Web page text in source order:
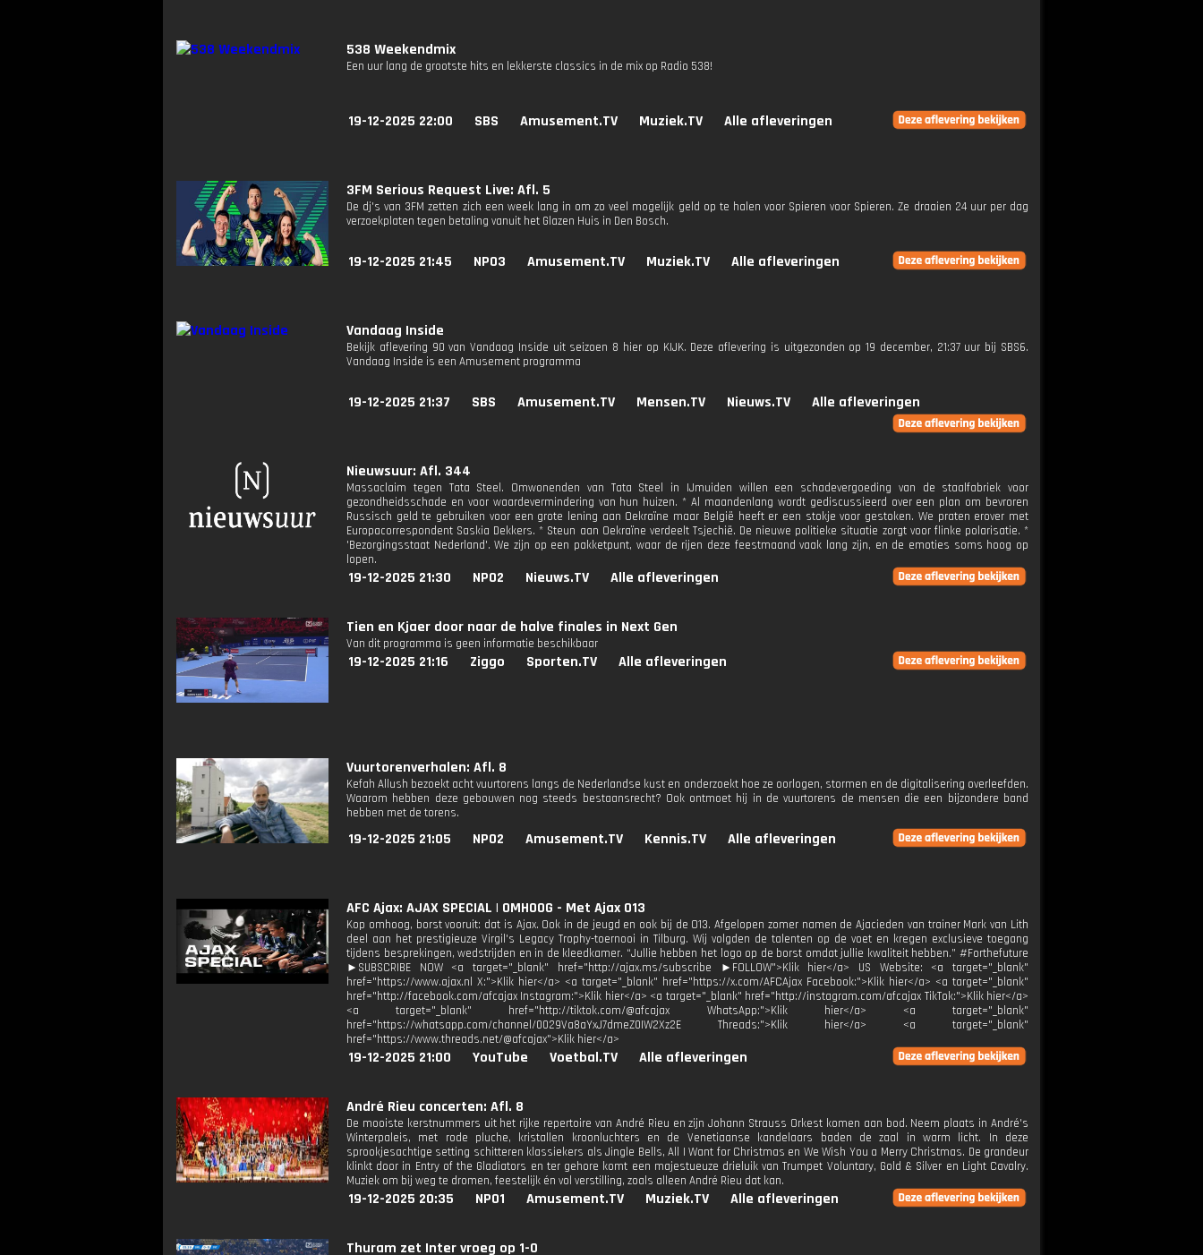
538 Weekendmix
Een uur lang de grootste hits en lekkerste classics in de mix op Radio 538!
19-12-2025 22:00 SBS Amusement.TV Muziek.TV Alle afleveringen
3FM Serious Request Live: Afl. 5
De dj's van 3FM zetten zich een week lang in om zo veel mogelijk geld op te halen voor Spieren voor Spieren. Ze draaien 24 uur per dag
verzoekplaten tegen betaling vanuit het Glazen Huis in Den Bosch.
19-12-2025 21:45 NPO3 Amusement.TV Muziek.TV Alle afleveringen
Vandaag Inside
Bekijk aflevering 90 van Vandaag Inside uit seizoen 8 hier op KIJK. Deze aflevering is uitgezonden op 19 december, 21:37 uur bij SBS6.
Vandaag Inside is een Amusement programma
19-12-2025 21:37 SBS Amusement.TV Mensen.TV Nieuws.TV Alle afleveringen
Nieuwsuur: Afl. 344
Massaclaim tegen Tata Steel. Omwonenden van Tata Steel in IJmuiden willen een schadevergoeding van de staalfabriek voor
gezondheidsschade en voor waardevermindering van hun huizen. * Al maandenlang wordt gediscussieerd over een plan om bevroren
Russisch geld te gebruiken voor een grote lening aan Oekraïne maar België heeft er een stokje voor gestoken. We praten erover met
Europacorrespondent Saskia Dekkers. * Steun aan Oekraïne verdeelt Tsjechië. De nieuwe politieke situatie zorgt voor flinke polarisatie. *
'Bezorgingsstaat Nederland'. We zijn op een pakketpunt, waar de rijen deze feestmaand vaak lang zijn, en de emoties soms hoog op
lopen.
19-12-2025 21:30 NPO2 Nieuws.TV Alle afleveringen
Tien en Kjaer door naar de halve finales in Next Gen
Van dit programma is geen informatie beschikbaar
19-12-2025 21:16 Ziggo Sporten.TV Alle afleveringen
Vuurtorenverhalen: Afl. 8
Kefah Allush bezoekt acht vuurtorens langs de Nederlandse kust en onderzoekt hoe ze oorlogen, stormen en de digitalisering overleefden.
Waarom hebben deze gebouwen nog steeds bestaansrecht? Ook ontmoet hij in de vuurtorens de mensen die een bijzondere band
hebben met de torens.
19-12-2025 21:05 NPO2 Amusement.TV Kennis.TV Alle afleveringen
AFC Ajax: AJAX SPECIAL | OMHOOG - Met Ajax O13
Kop omhoog, borst vooruit: dat is Ajax. Ook in de jeugd en ook bij de O13. Afgelopen zomer namen de Ajacieden van trainer Mark van Lith
deel aan het prestigieuze Virgil's Legacy Trophy-toernooi in Tilburg. Wij volgden de talenten op de voet en kregen exclusieve toegang
tijdens besprekingen, wedstrijden en in de kleedkamer. “Jullie hebben het logo op de borst omdat jullie kwaliteit hebben.” #Forthefuture
►SUBSCRIBE NOW <a target="_blank" href="http://ajax.ms/subscribe ►FOLLOW">Klik hier</a> US Website: <a target="_blank"
href="https://www.ajax.nl X:">Klik hier</a> <a target="_blank" href="https://x.com/AFCAjax Facebook:">Klik hier</a> <a target="_blank"
href="http://facebook.com/afcajax Instagram:">Klik hier</a> <a target="_blank" href="http://instagram.com/afcajax TikTok:">Klik hier</a>
<a target="_blank" href="http://tiktok.com/@afcajax WhatsApp:">Klik hier</a> <a target="_blank"
href="https://whatsapp.com/channel/0029Va8aYxJ7dmeZ0IW2Xz2E Threads:">Klik hier</a> <a target="_blank"
href="https://www.threads.net/@afcajax">Klik hier</a>
19-12-2025 21:00 YouTube Voetbal.TV Alle afleveringen
André Rieu concerten: Afl. 8
De mooiste kerstnummers uit het rijke repertoire van André Rieu en zijn Johann Strauss Orkest komen aan bod. Neem plaats in André's
Winterpaleis, met rode pluche, kristallen kroonluchters en de Venetiaanse kandelaars baden de zaal in warm licht. In deze
sprookjesachtige setting schitteren klassiekers als Jingle Bells, All I Want for Christmas en We Wish You a Merry Christmas. De grandeur
klinkt door in Entry of the Gladiators en ter gehore komt een majestueuze drieluik van Trumpet Voluntary, Gold & Silver en Light Cavalry.
Muziek om bij weg te dromen, feestelijk én vol verstilling, zoals alleen André Rieu dat kan.
19-12-2025 20:35 NPO1 Amusement.TV Muziek.TV Alle afleveringen
Thuram zet Inter vroeg op 1-0